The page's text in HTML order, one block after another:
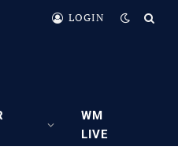
LOGIN
WM
LIVE